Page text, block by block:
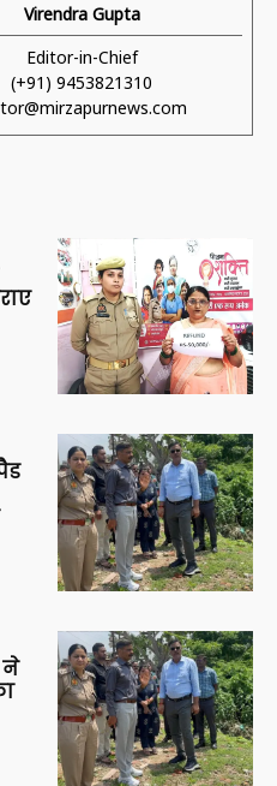
Virendra Gupta
Editor-in-Chief
(+91) 9453821310
ने